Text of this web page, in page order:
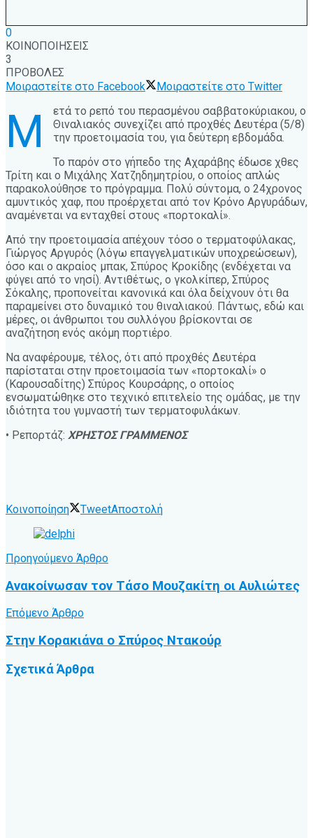
0
ΚΟΙΝΟΠΟΙΗΣΕΙΣ
3
ΠΡΟΒΟΛΕΣ
Μοιραστείτε στο Facebook
Μοιραστείτε στο Twitter
Μ
ετά το ρεπό του περασμένου σαββατοκύριακου, ο
Θιναλιακός συνεχίζει από προχθές Δευτέρα (5/8)
την προετοιμασία του, για δεύτερη εβδομάδα.
Το παρόν στο γήπεδο της Αχαράβης έδωσε χθες
Τρίτη και ο Μιχάλης Χατζηδημητρίου, ο οποίος απλώς
παρακολούθησε το πρόγραμμα. Πολύ σύντομα, ο 24χρονος
αμυντικός χαφ, που προέρχεται από τον Κρόνο Αργυράδων,
αναμένεται να ενταχθεί στους «πορτοκαλί».
Από την προετοιμασία απέχουν τόσο ο τερματοφύλακας,
Γιώργος Αργυρός (λόγω επαγγελματικών υποχρεώσεων),
όσο και ο ακραίος μπακ, Σπύρος Κροκίδης (ενδέχεται να
φύγει από το νησί). Αντιθέτως, ο γκολκίπερ, Σπύρος
Σόκαλης, προπονείται κανονικά και όλα δείχνουν ότι θα
παραμείνει στο δυναμικό του θιναλιακού. Πάντως, εδώ και
μέρες, οι άνθρωποι του συλλόγου βρίσκονται σε
αναζήτηση ενός ακόμη πορτιέρο.
Να αναφέρουμε, τέλος, ότι από προχθές Δευτέρα
παρίσταται στην προετοιμασία των «πορτοκαλί» ο
(Καρουσαδίτης) Σπύρος Κουρσάρης, ο οποίος
ενσωματώθηκε στο τεχνικό επιτελείο της ομάδας, με την
ιδιότητα του γυμναστή των τερματοφυλάκων.
• Ρεπορτάζ: ΧΡΗΣΤΟΣ ΓΡΑΜΜΕΝΟΣ
Κοινοποίηση TweetΑποστολή
Προηγούμενο Άρθρο
Ανακοίνωσαν τον Τάσο Μουζακίτη οι Αυλιώτες
Επόμενο Άρθρο
Στην Κορακιάνα ο Σπύρος Ντακούρ
ΣχετικάΆρθρα